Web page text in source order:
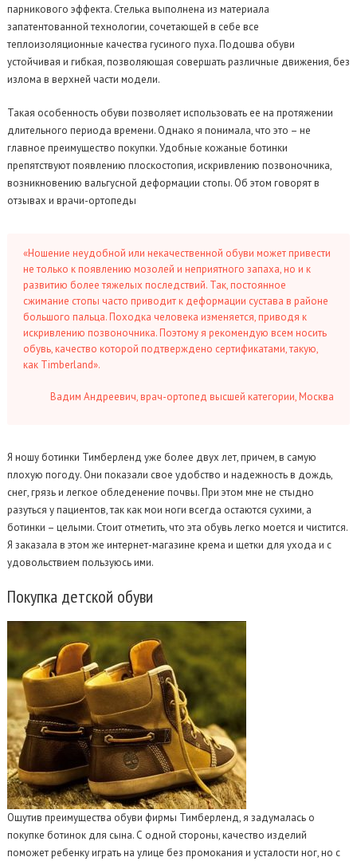
парникового эффекта. Стелька выполнена из материала
запатентованной технологии, сочетающей в себе все
теплоизоляционные качества гусиного пуха. Подошва обуви
устойчивая и гибкая, позволяющая совершать различные движения, без
излома в верхней части модели.
Такая особенность обуви позволяет использовать ее на протяжении
длительного периода времени. Однако я понимала, что это – не
главное преимущество покупки. Удобные кожаные ботинки
препятствуют появлению плоскостопия, искривлению позвоночника,
возникновению вальгусной деформации стопы. Об этом говорят в
отзывах и врачи-ортопеды
«Ношение неудобной или некачественной обуви может привести
не только к появлению мозолей и неприятного запаха, но и к
развитию более тяжелых последствий. Так, постоянное
сжимание стопы часто приводит к деформации сустава в районе
большого пальца. Походка человека изменяется, приводя к
искривлению позвоночника. Поэтому я рекомендую всем носить
обувь, качество которой подтверждено сертификатами, такую,
как Timberland».
Вадим Андреевич, врач-ортопед высшей категории, Москва
Я ношу ботинки Тимберленд уже более двух лет, причем, в самую
плохую погоду. Они показали свое удобство и надежность в дождь,
снег, грязь и легкое обледенение почвы. При этом мне не стыдно
разуться у пациентов, так как мои ноги всегда остаются сухими, а
ботинки – целыми. Стоит отметить, что эта обувь легко моется и чистится.
Я заказала в этом же интернет-магазине крема и щетки для ухода и с
удовольствием пользуюсь ими.
Покупка детской обуви
Ощутив преимущества обуви фирмы Тимберленд, я задумалась о
покупке ботинок для сына. С одной стороны, качество изделий
поможет ребенку играть на улице без промокания и усталости ног, но с